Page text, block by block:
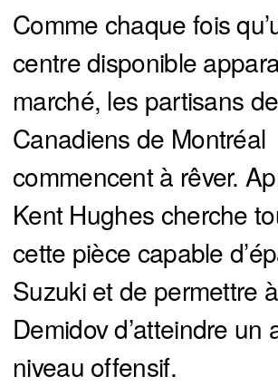
Comme chaque fois
centre disponible
marché, les partisans
Canadiens de Montréal
commencent à rêver.
Kent Hughes cherche
cette pièce capable
Suzuki et de permettre
Demidov d’atteindre un
niveau offensif.